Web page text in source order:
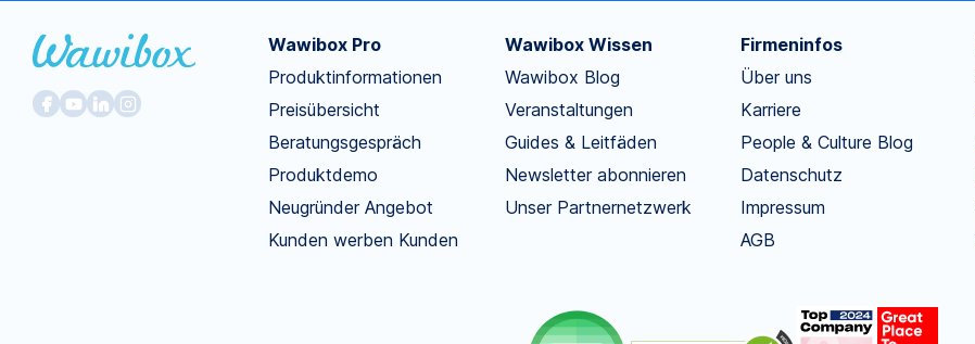
Wawibox Pro
Produktinformationen
Preisübersicht
Beratungsgespräch
Produktdemo
Neugründer Angebot
Kunden werben Kunden
Wawibox Wissen
Wawibox Blog
Veranstaltungen
Guides & Leitfäden
Newsletter abonnieren
Unser Partnernetzwerk
Firmeninfos
Über uns
Karriere
People & Culture Blog
Datenschutz
Impressum
AGB